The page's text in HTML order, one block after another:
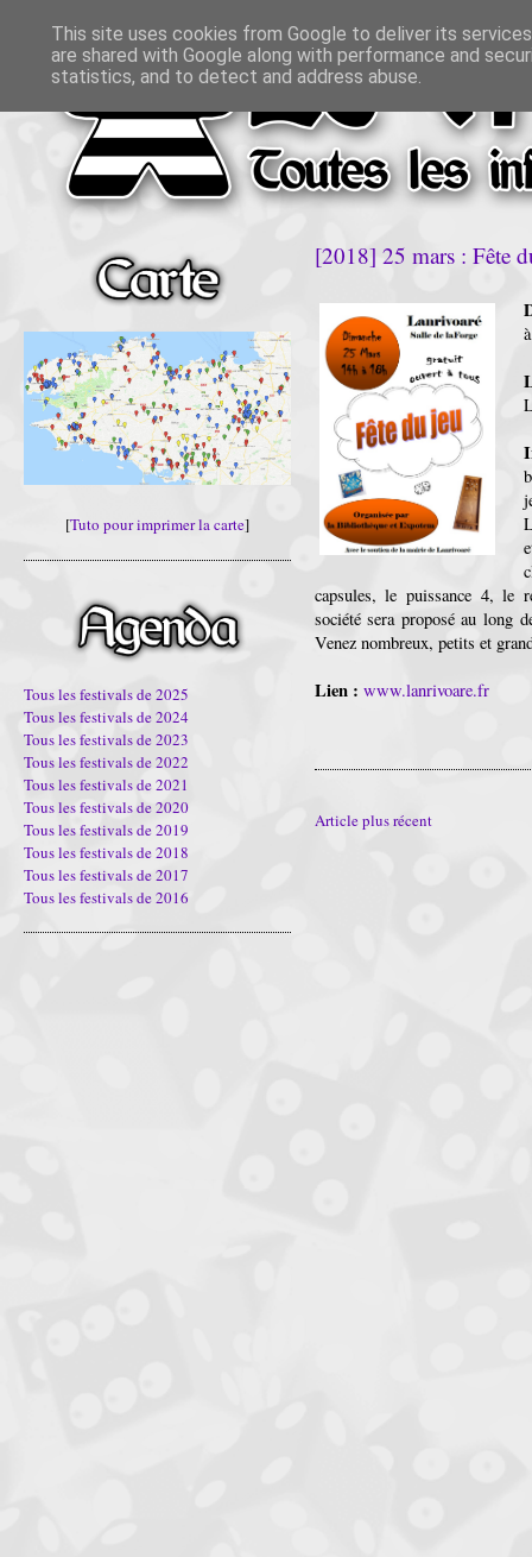
[Tuto pour imprimer la carte]
Tous les festivals de 2025
Tous les festivals de 2024
Tous les festivals de 2023
Tous les festivals de 2022
Tous les festivals de 2021
Tous les festivals de 2020
Tous les festivals de 2019
Tous les festivals de 2018
Tous les festivals de 2017
Tous les festivals de 2016
[2018] 25 mars : Fête
capsules, le puissance 4, le
société sera proposé au long
Venez nombreux, petits et
Lien : www.lanrivoare.fr
Article plus récent
This site uses cookies from Google to deliver its
are shared with Google along with performance and
statistics, and to detect and address abuse.